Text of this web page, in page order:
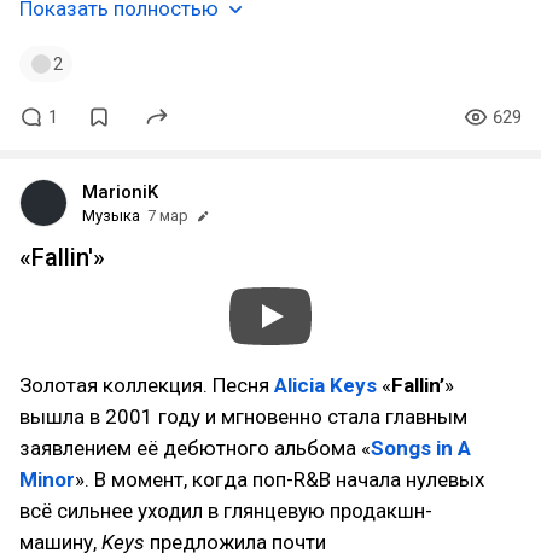
Показать полностью
2
1 629
MarioniK
Музыка 7 мар
«Fallin'»
Золотая коллекция. Песня Alicia Keys «Fallin’»
вышла в 2001 году и мгновенно стала главным
заявлением её дебютного альбома «Songs in A
Minor». В момент, когда поп-R&B начала нулевых
всё сильнее уходил в глянцевую продакшн-
машину, Keys предложила почти